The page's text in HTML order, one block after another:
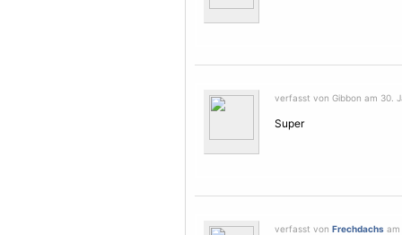
verfasst von Gibbon am 30.
Super
verfasst von Frechdachs am